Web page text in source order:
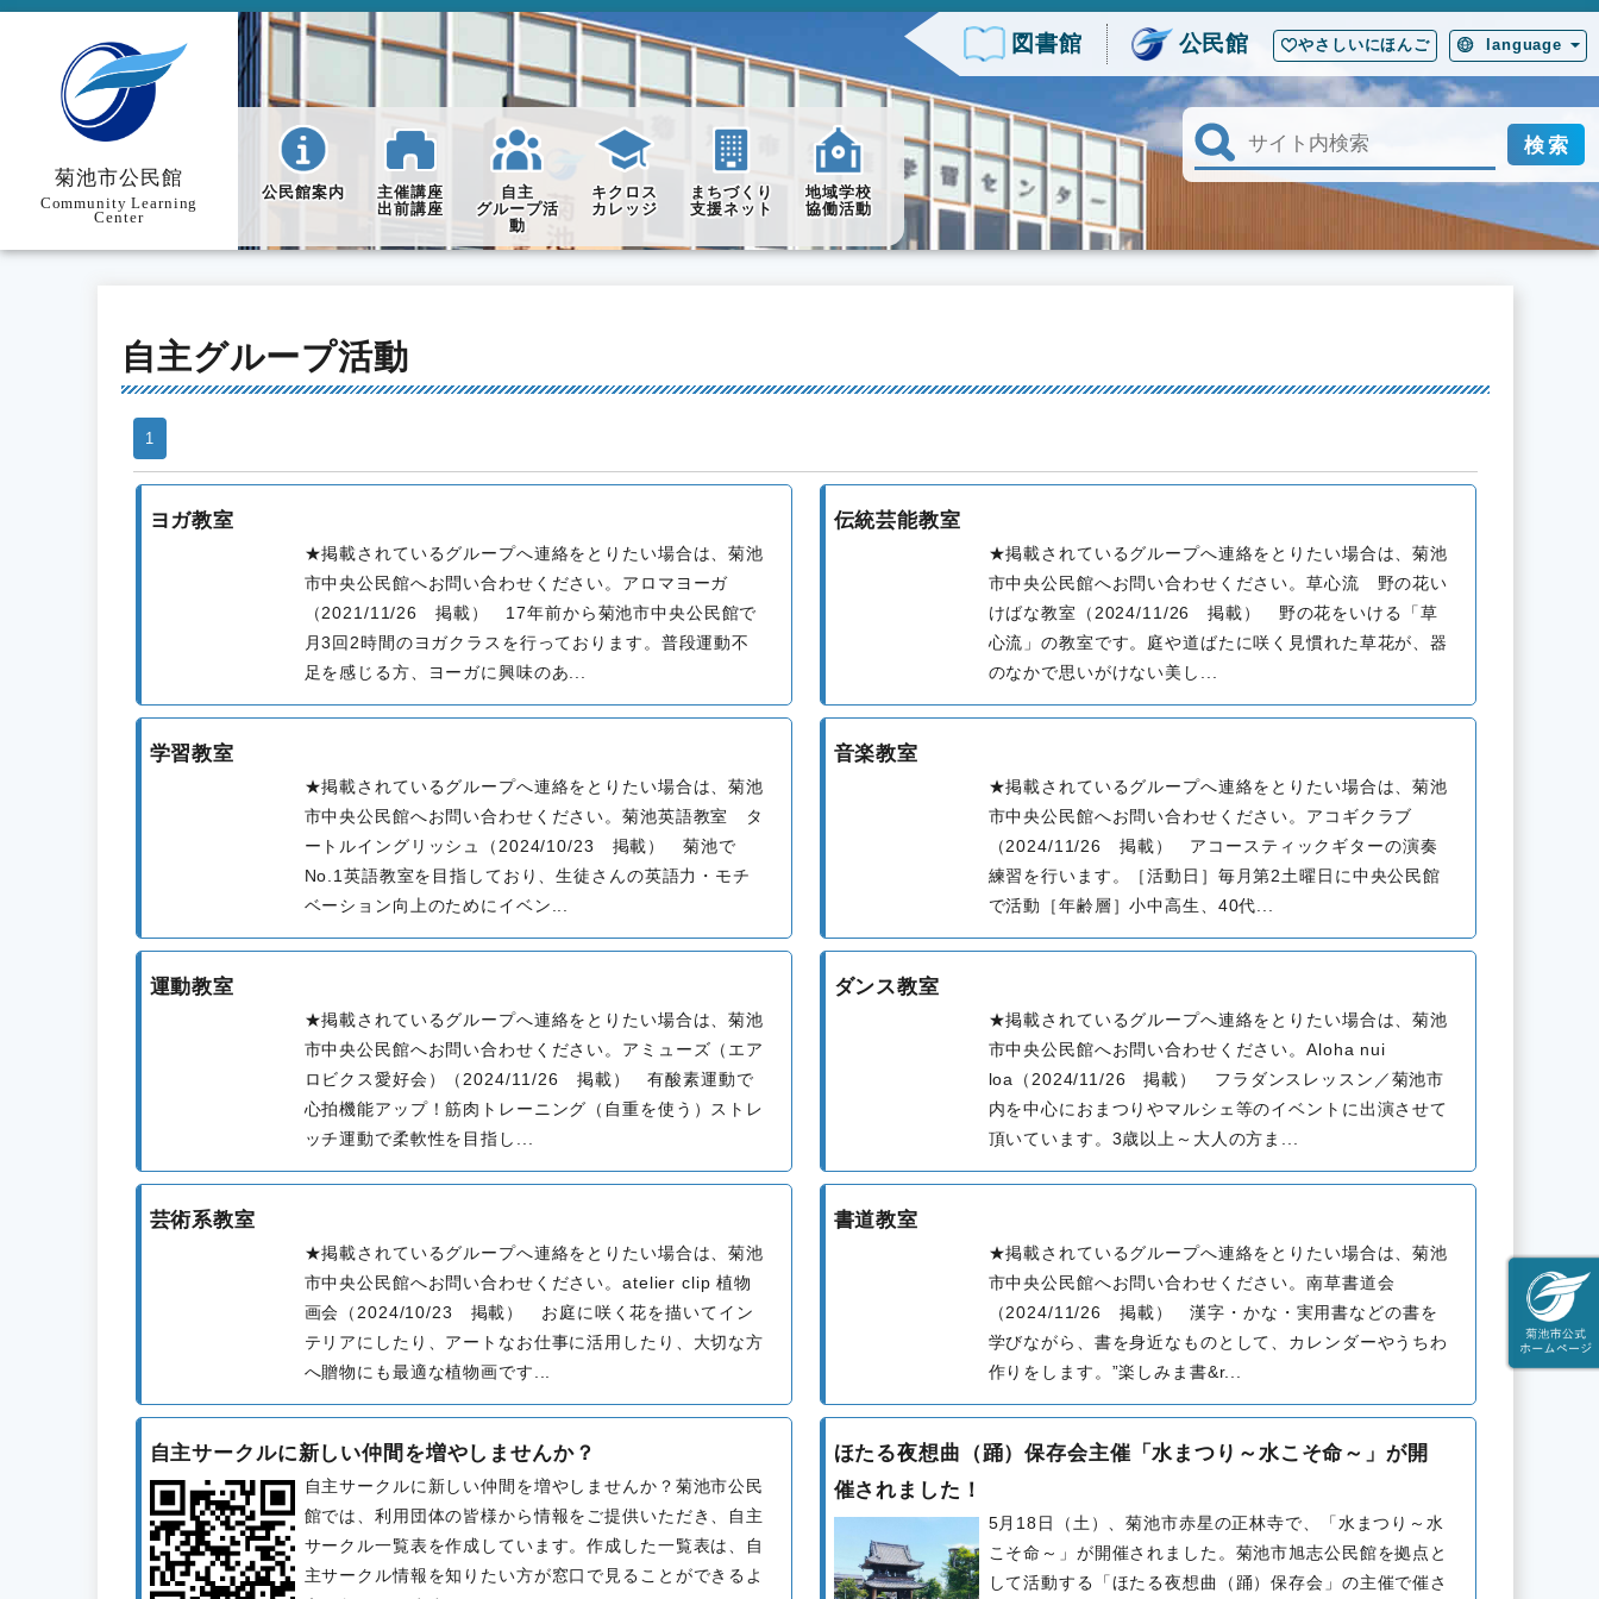
菊池市公民館
Community Learning
Center
図書館 公民館 やさしいにほんご language
公民館案内
主催講座
出前講座
自主
グループ活
動
キクロス
カレッジ
まちづくり
支援ネット
地域学校
協働活動
自主グループ活動
1
ヨガ教室
★掲載されているグループへ連絡をとりたい場合は、菊池
市中央公民館へお問い合わせください。アロマヨーガ
（2021/11/26 掲載） 17年前から菊池市中央公民館で
月3回2時間のヨガクラスを行っております。普段運動不
足を感じる方、ヨーガに興味のあ...
伝統芸能教室
★掲載されているグループへ連絡をとりたい場合は、菊池
市中央公民館へお問い合わせください。草心流 野の花い
けばな教室（2024/11/26 掲載） 野の花をいける「草
心流」の教室です。庭や道ばたに咲く見慣れた草花が、器
のなかで思いがけない美し...
学習教室
★掲載されているグループへ連絡をとりたい場合は、菊池
市中央公民館へお問い合わせください。菊池英語教室 タ
ートルイングリッシュ（2024/10/23 掲載） 菊池で
No.1英語教室を目指しており、生徒さんの英語力・モチ
ベーション向上のためにイベン...
音楽教室
★掲載されているグループへ連絡をとりたい場合は、菊池
市中央公民館へお問い合わせください。アコギクラブ
（2024/11/26 掲載） アコースティックギターの演奏
練習を行います。［活動日］毎月第2土曜日に中央公民館
で活動［年齢層］小中高生、40代...
運動教室
★掲載されているグループへ連絡をとりたい場合は、菊池
市中央公民館へお問い合わせください。アミューズ（エア
ロビクス愛好会）（2024/11/26 掲載） 有酸素運動で
心拍機能アップ！筋肉トレーニング（自重を使う）ストレ
ッチ運動で柔軟性を目指し...
ダンス教室
★掲載されているグループへ連絡をとりたい場合は、菊池
市中央公民館へお問い合わせください。Aloha nui
loa（2024/11/26 掲載） フラダンスレッスン／菊池市
内を中心におまつりやマルシェ等のイベントに出演させて
頂いています。3歳以上～大人の方ま...
芸術系教室
★掲載されているグループへ連絡をとりたい場合は、菊池
市中央公民館へお問い合わせください。atelier clip 植物
画会（2024/10/23 掲載） お庭に咲く花を描いてイン
テリアにしたり、アートなお仕事に活用したり、大切な方
へ贈物にも最適な植物画です...
書道教室
★掲載されているグループへ連絡をとりたい場合は、菊池
市中央公民館へお問い合わせください。南草書道会
（2024/11/26 掲載） 漢字・かな・実用書などの書を
学びながら、書を身近なものとして、カレンダーやうちわ
作りをします。”楽しみま書&r...
自主サークルに新しい仲間を増やしませんか？
自主サークルに新しい仲間を増やしませんか？菊池市公民
館では、利用団体の皆様から情報をご提供いただき、自主
サークル一覧表を作成しています。作成した一覧表は、自
主サークル情報を知りたい方が窓口で見ることができるよ
ほたる夜想曲（踊）保存会主催「水まつり～水こそ命～」が開
催されました！
5月18日（土）、菊池市赤星の正林寺で、「水まつり～水
こそ命～」が開催されました。菊池市旭志公民館を拠点と
して活動する「ほたる夜想曲（踊）保存会」の主催で催さ